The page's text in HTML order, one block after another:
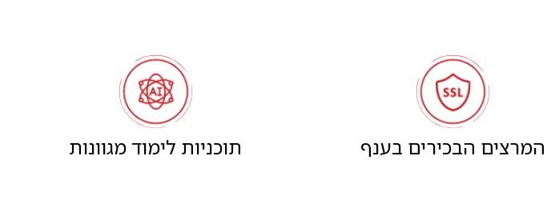
המרצים הבכירים בענף תוכניות לימוד מגוונות